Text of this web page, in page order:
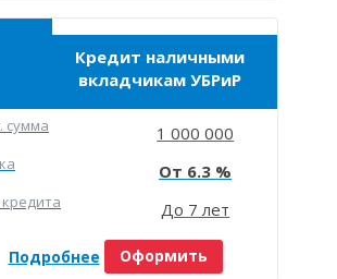
Кредит наличными
вкладчикам УБРиР
сумма 1 000 000
6.3
До 7 лет
Подробнее Оформить